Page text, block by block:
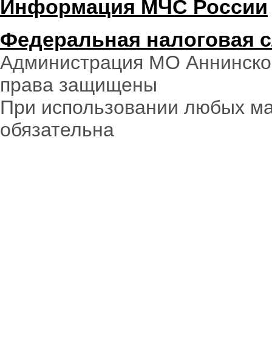
Информация МЧС России
Федеральная налоговая
Администрация МО
права защищены
При использовании любых
обязательна